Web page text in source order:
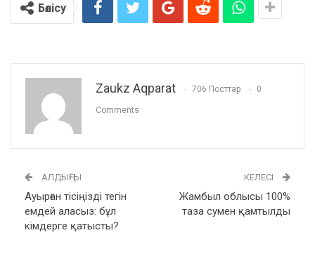
Бөлісу
Zaukz Aqparat 706 Посттар 0
Comments
АЛДЫҢҒЫ
Ауырған тісіңізді тегін
емдей аласыз: бұл
кімдерге қатысты?
КЕЛЕСІ
Жамбыл облысы 100%
таза сумен қамтылды